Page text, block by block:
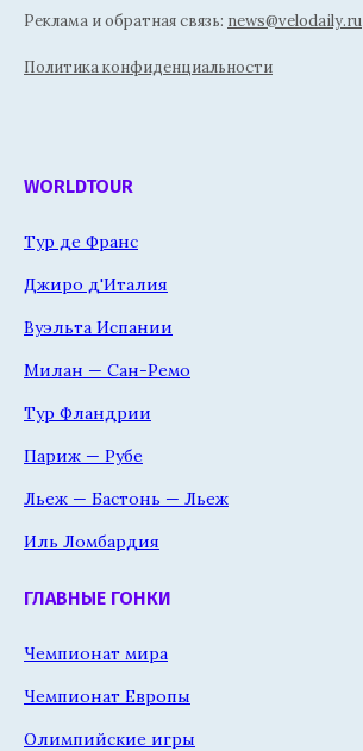
Реклама и обратная связь: news@velodaily.ru
Политика конфиденциальности
WORLDTOUR
Тур де Франс
Джиро д'Италия
Вуэльта Испании
Милан — Сан-Ремо
Тур Фландрии
Париж — Рубе
Льеж — Бастонь — Льеж
Иль Ломбардия
ГЛАВНЫЕ ГОНКИ
Чемпионат мира
Чемпионат Европы
Олимпийские игры